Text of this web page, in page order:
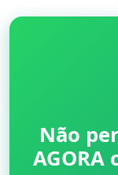
Não
AGORA